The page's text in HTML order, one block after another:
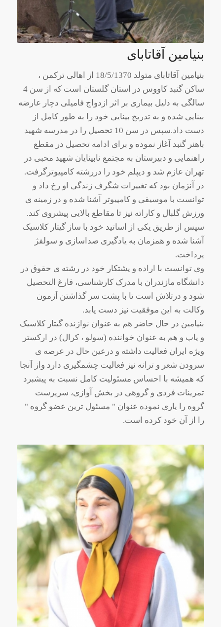
بنیامین آقاتابای
بنیامین آقاتابای متولد 18/5/1370 از اهالی ترکمن ،
ساکن گنبد کاووس در استان گلستان است که از سن 4
سالگی به دلیل بیماری بر اثر ازدواج فامیلی دچار عارضه
بینایی شده و به تدریج بینایی خود را به طور کامل از
دست داد.سپس در سن 10 تحصیل را در مدرسه شهید
باهنر گنبد آغاز نموده و برای ادامه تحصیل در مقطع
راهنمایی و دبیرستان به مجتمع نابینایان شهید محبی در
تهران عازم شد و دیپلم خود را دررشته کامپیوترگرفت.
در آنزمان بود که تغییرات شگرف زندگی او رخ داد و
توانست با موسیقی و کامپیوتر آشنا شده و در زمینه ی
ورزش گلبال و کاراته نیز تا مقاطع بالایی پیشروی کند.
سپس از طریق یکی از اساتید خود با ساز گیتار کلاسیک
آشنا شده و همزمان به یادگیری صداسازی و سولفژ
پرداخت.
وی توانست با اراده و پشتکار خود در رشته ی حقوق در
دانشگاه مازندران با مدرک کارشناسی، فارغ التحصیل
شود و درتلاش است تا با پشت سر گذاشتن آزمون
وکالت به این موفقیت نیز دست یابد.
بنیامین در حال حاضر هم به عنوان نوازنده گیتار کلاسیک
و پاپ و هم به عنوان خواننده (سولو ، کرال) در ارکستر
ویژه ایران فعالیت داشته و درعین حال در عرصه ی
سرودن شعر و ترانه نیز فعالیت چشمگیری دارد واز آنجا
که همیشه با احساس مسئولیت کامل نسبت به پیشبرد
تمرینات فردی و گروهی در بخش آوازی، سرپرست
گروه را یاری نموده عنوان " مسئول ترین عضو گروه "
را از آن خود کرده است.